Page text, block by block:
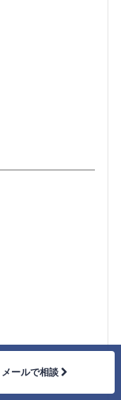
メールで相談